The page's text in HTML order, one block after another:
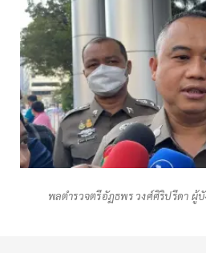
พลตำรวจตรีอัฏธพร วงศ์ศิริปรีดา ผู้